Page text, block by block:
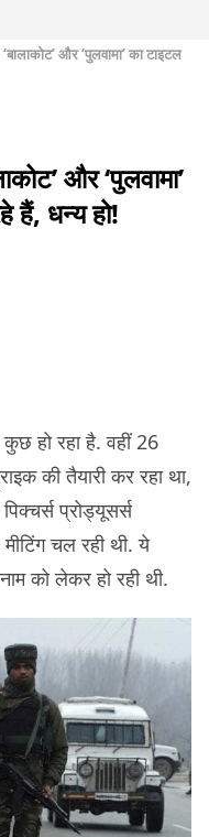
और ‘पुलवामा’ का टाइटल
और ‘पुलवामा’
हैं, धन्य हो!
हो रहा है. वहीं 26
की तैयारी कर रहा था,
प्रोड्यूसर्स
चल रही थी. ये
को लेकर हो रही थी.